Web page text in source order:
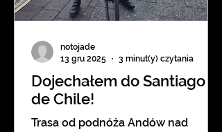
Dojechałem do Santiago
de Chile!
Trasa od podnóża Andów nad
notojade
13 gru 2025
3 minut(y) czytania